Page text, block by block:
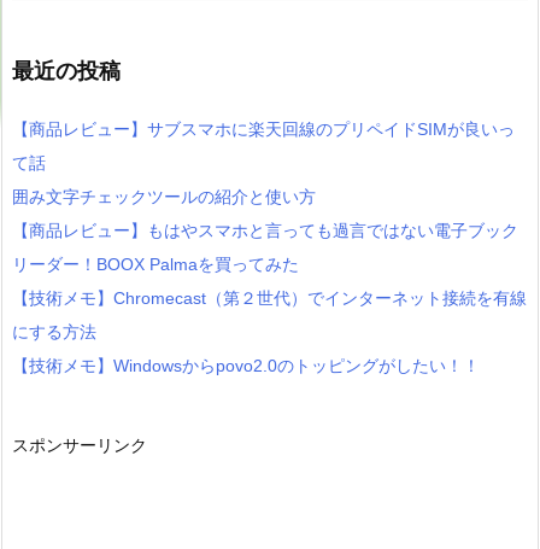
最近の投稿
【商品レビュー】サブスマホに楽天回線のプリペイドSIMが良いっ
て話
囲み文字チェックツールの紹介と使い方
【商品レビュー】もはやスマホと言っても過言ではない電子ブック
リーダー！BOOX Palmaを買ってみた
【技術メモ】Chromecast（第２世代）でインターネット接続を有線
にする方法
【技術メモ】Windowsからpovo2.0のトッピングがしたい！！
スポンサーリンク